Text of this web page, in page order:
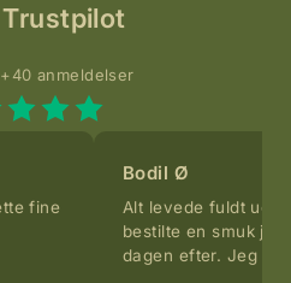
anmeldelser
fine
Bodil Ø
Alt levede fuldt ud
bestilte en smuk
dagen efter. Jeg